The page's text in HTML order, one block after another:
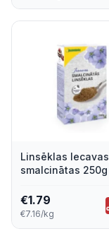
Linsēklas Iecavas,
smalcinātas 250g
€1.79
€7.16/kg